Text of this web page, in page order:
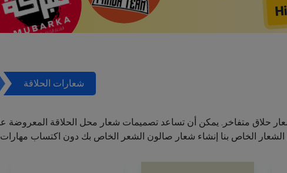
شعارات الحلاقة
حلاق متفاخر. يمكن أن تساعد تصميمات شعار محل الحلاقة المعروضة